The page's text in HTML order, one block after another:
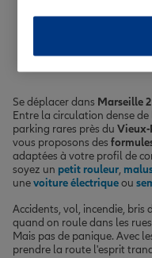
Votre
ou scooter
Se déplacer dans Marseille
Entre la circulation dense de
parking rares près du
vous proposons des
adaptées à votre profil de
soyez un petit rouleur,
unevoiture électriqueou
Accidents, vol, incendie, bris
quand on roule dans les
Mais pas de panique. Avec
prendre la route l'esprit